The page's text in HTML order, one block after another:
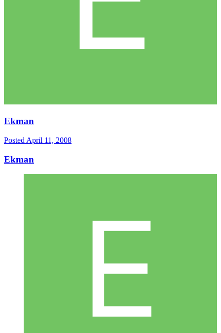
Ekman
Posted April 11, 2008
Ekman